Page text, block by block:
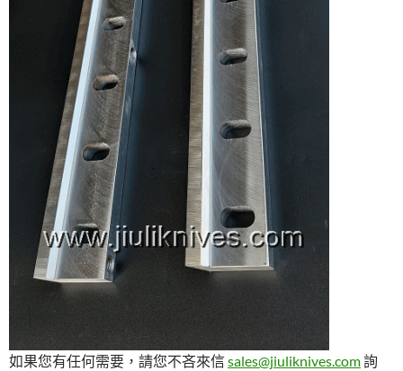
如果您有任何需要，請您不吝來信sales@jiuliknives.com詢